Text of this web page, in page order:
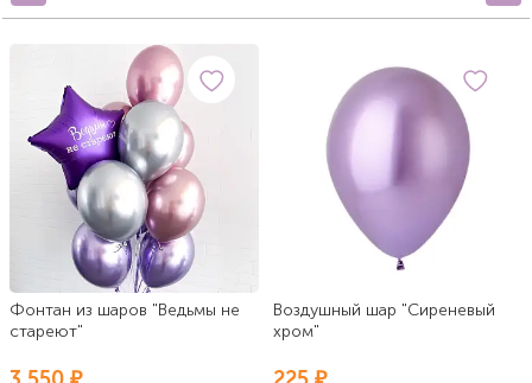
Фонтан из шаров "Ведьмы не
стареют"
Воздушный шар "Сиреневый
хром"